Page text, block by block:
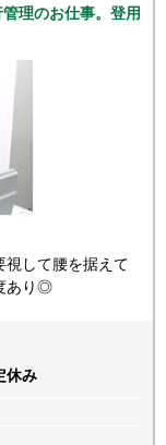
理のお仕事。登用
視して腰を据えて
あり◎
休み